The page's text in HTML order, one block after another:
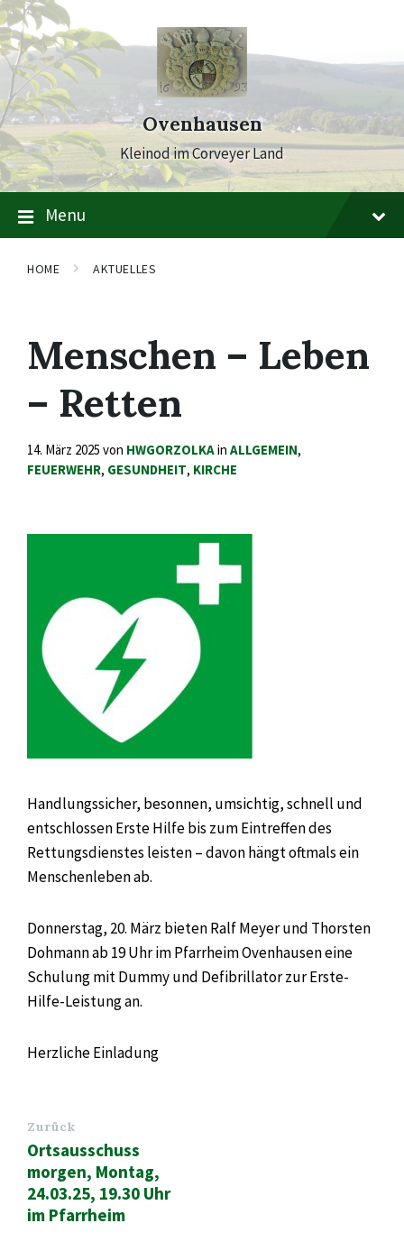
Skip
to
content
Skip
to
main
navigation
Skip
to
footer
Ovenhausen
Kleinod im Corveyer Land
Menu
HOME AKTUELLES
Menschen – Leben
– Retten
14. März 2025 von HWGORZOLKAin ALLGEMEIN,
FEUERWEHR, GESUNDHEIT, KIRCHE
Handlungssicher, besonnen, umsichtig, schnell und
entschlossen Erste Hilfe bis zum Eintreffen des
Rettungsdienstes leisten – davon hängt oftmals ein
Menschenleben ab.
Donnerstag, 20. März bieten Ralf Meyer und Thorsten
Dohmann ab 19 Uhr im Pfarrheim Ovenhausen eine
Schulung mit Dummy und Defibrillator zur Erste-
Hilfe-Leistung an.
Herzliche Einladung
Zurück
Ortsausschuss
morgen, Montag,
24.03.25, 19.30 Uhr
im Pfarrheim